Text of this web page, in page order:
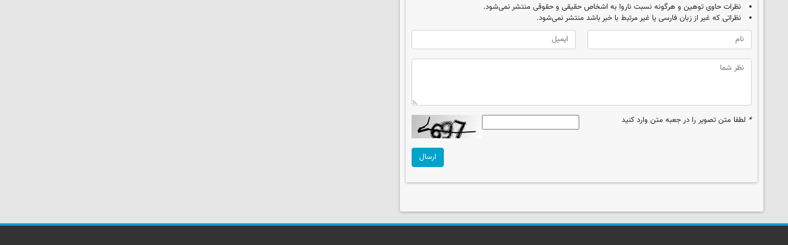
نظرات حاوی توهین و هرگونه نسبت ناروا به اشخاص حقیقی و حقوقی منتشر نمی‌شود.
نظراتی که غیر از زبان فارسی یا غیر مرتبط با خبر باشد منتشر نمی‌شود.
* لطفا متن تصویر را در جعبه متن وارد کنید
ارسال